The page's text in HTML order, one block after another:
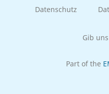
Datenschutz
Gib
Part of the